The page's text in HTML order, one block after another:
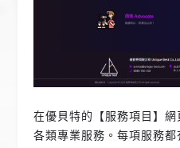
在優貝特的【服務項目】
各類專業服務。每項服務